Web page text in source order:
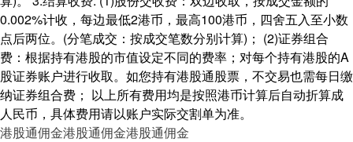
0.002%计收，每边最低2港币，最高100港币，四舍五入至小数
点后两位。(分笔成交：按成交笔数分别计算)； (2)证券组合
费：根据持有港股的市值设定不同的费率；对每个持有港股的A
股证券账户进行收取。如您持有港股通股票，不交易也需每日缴
纳证券组合费； 以上所有费用均是按照港币计算后自动折算成
人民币，具体费用请以账户实际交割单为准。
港股通佣金港股通佣金港股通佣金